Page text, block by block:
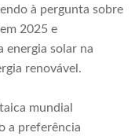
à pergunta sobre
2025 e
energia solar na
renovável.
mundial
a preferência